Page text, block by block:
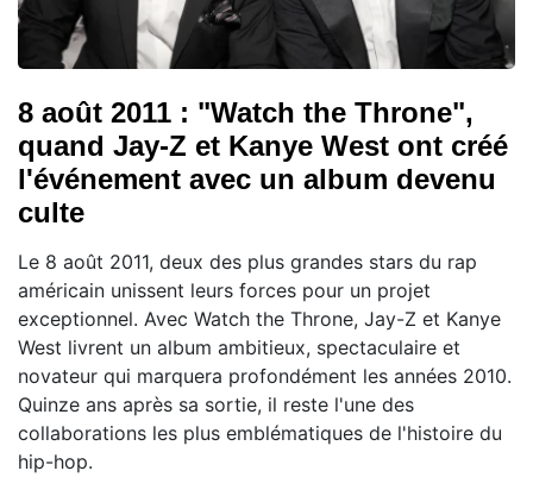
8 août 2011 : "Watch the Throne",
quand Jay-Z et Kanye West ont créé
l'événement avec un album devenu
culte
Le 8 août 2011, deux des plus grandes stars du rap
américain unissent leurs forces pour un projet
exceptionnel. Avec Watch the Throne, Jay-Z et Kanye
West livrent un album ambitieux, spectaculaire et
novateur qui marquera profondément les années 2010.
Quinze ans après sa sortie, il reste l'une des
collaborations les plus emblématiques de l'histoire du
hip-hop.